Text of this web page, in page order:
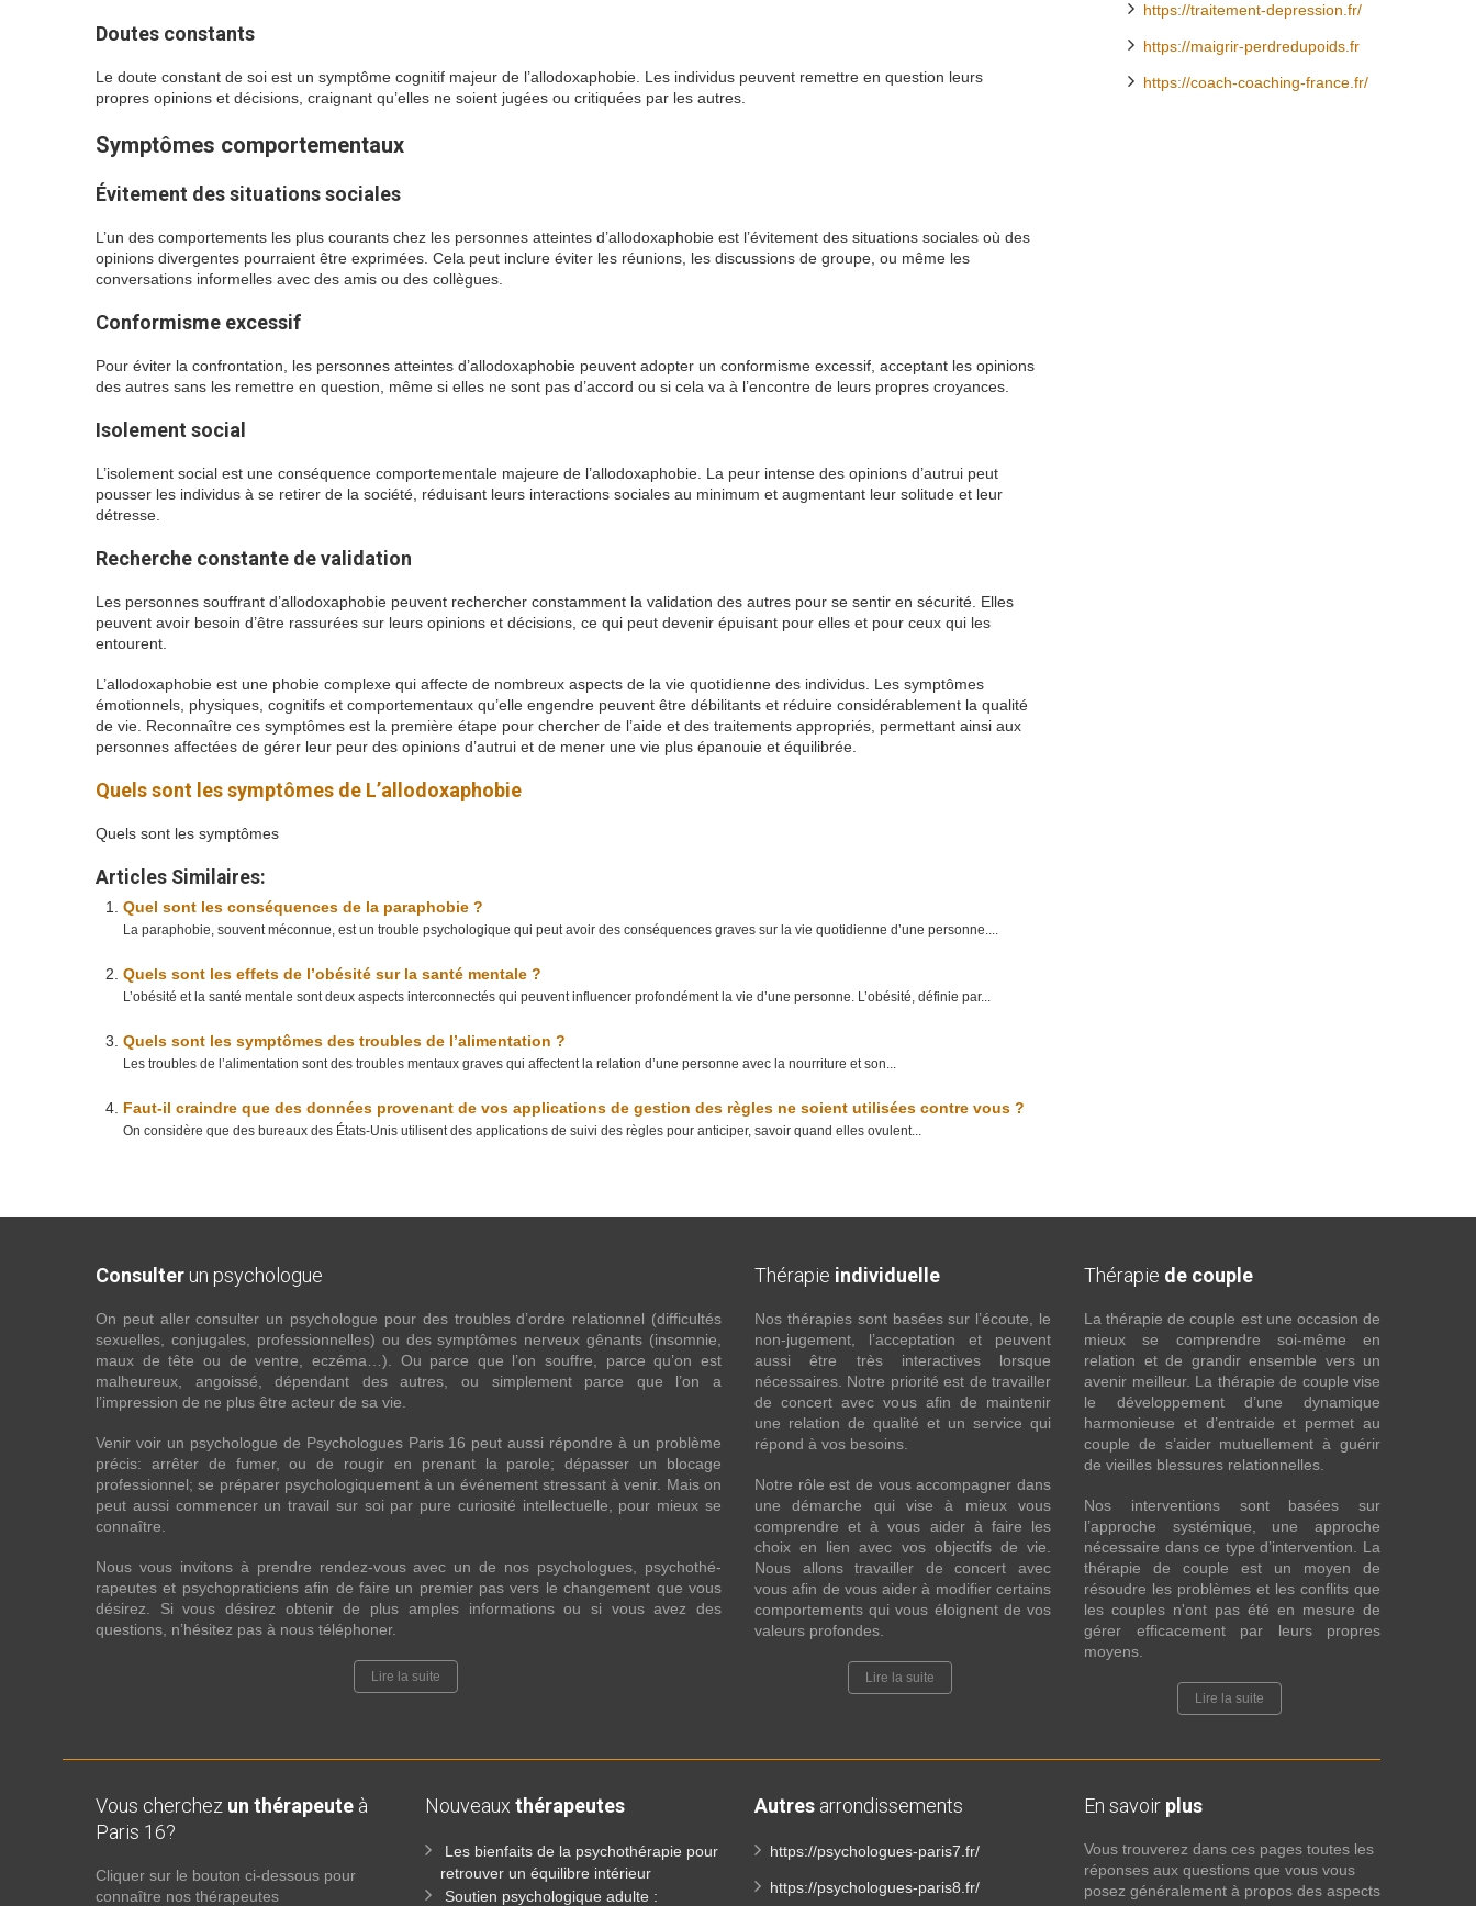
Doutes constants
Le doute constant de soi est un symptôme cognitif majeur de l’allodoxaphobie. Les individus peuvent remettre en question leurs
propres opinions et décisions, craignant qu’elles ne soient jugées ou critiquées par les autres.
Symptômes comportementaux
Évitement des situations sociales
L’un des comportements les plus courants chez les personnes atteintes d’allodoxaphobie est l’évitement des situations sociales où des
opinions divergentes pourraient être exprimées. Cela peut inclure éviter les réunions, les discussions de groupe, ou même les
conversations informelles avec des amis ou des collègues.
Conformisme excessif
Pour éviter la confrontation, les personnes atteintes d’allodoxaphobie peuvent adopter un conformisme excessif, acceptant les opinions
des autres sans les remettre en question, même si elles ne sont pas d’accord ou si cela va à l’encontre de leurs propres croyances.
Isolement social
L’isolement social est une conséquence comportementale majeure de l’allodoxaphobie. La peur intense des opinions d’autrui peut
pousser les individus à se retirer de la société, réduisant leurs interactions sociales au minimum et augmentant leur solitude et leur
détresse.
Recherche constante de validation
Les personnes souffrant d’allodoxaphobie peuvent rechercher constamment la validation des autres pour se sentir en sécurité. Elles
peuvent avoir besoin d’être rassurées sur leurs opinions et décisions, ce qui peut devenir épuisant pour elles et pour ceux qui les
entourent.
L’allodoxaphobie est une phobie complexe qui affecte de nombreux aspects de la vie quotidienne des individus. Les symptômes
émotionnels, physiques, cognitifs et comportementaux qu’elle engendre peuvent être débilitants et réduire considérablement la qualité
de vie. Reconnaître ces symptômes est la première étape pour chercher de l’aide et des traitements appropriés, permettant ainsi aux
personnes affectées de gérer leur peur des opinions d’autrui et de mener une vie plus épanouie et équilibrée.
Quels sont les symptômes de L’allodoxaphobie
Quels sont les symptômes
Articles Similaires:
Quel sont les conséquences de la paraphobie ?
La paraphobie, souvent méconnue, est un trouble psychologique qui peut avoir des conséquences graves sur la vie quotidienne d’une personne....
Quels sont les effets de l’obésité sur la santé mentale ?
L’obésité et la santé mentale sont deux aspects interconnectés qui peuvent influencer profondément la vie d’une personne. L’obésité, définie par...
Quels sont les symptômes des troubles de l’alimentation ?
Les troubles de l’alimentation sont des troubles mentaux graves qui affectent la relation d’une personne avec la nourriture et son...
Faut-il craindre que des données provenant de vos applications de gestion des règles ne soient utilisées contre vous ?
On considère que des bureaux des États-Unis utilisent des applications de suivi des règles pour anticiper, savoir quand elles ovulent...
https://traitement-depression.fr/
https://maigrir-perdredupoids.fr
https://coach-coaching-france.fr/
Consulter un psychologue
On peut aller consulter un psychologue pour des troubles d’ordre relationnel (difficultés
sexuelles, conjugales, professionnelles) ou des symptômes nerveux gênants (insomnie,
maux de tête ou de ventre, eczéma…). Ou parce que l’on souffre, parce qu’on est
malheureux, angoissé, dépendant des autres, ou simplement parce que l’on a
l’impression de ne plus être acteur de sa vie.
Venir voir un psychologue de Psychologues Paris 16 peut aussi répondre à un problème
précis: arrêter de fumer, ou de rougir en prenant la parole; dépasser un blocage
professionnel; se préparer psychologiquement à un événement stressant à venir. Mais on
peut aussi commencer un travail sur soi par pure curiosité intellectuelle, pour mieux se
connaître.
Nous vous invitons à prendre rendez-vous avec un de nos psychologues, psychothé-
rapeutes et psychopraticiens afin de faire un premier pas vers le changement que vous
désirez. Si vous désirez obtenir de plus amples informations ou si vous avez des
questions, n’hésitez pas à nous téléphoner.
Lire la suite
Thérapie individuelle
Nos thérapies sont basées sur l’écoute, le
non-jugement, l’acceptation et peuvent
aussi être très interactives lorsque
nécessaires. Notre priorité est de travailler
de concert avec vous afin de maintenir
une relation de qualité et un service qui
répond à vos besoins.
Notre rôle est de vous accompagner dans
une démarche qui vise à mieux vous
comprendre et à vous aider à faire les
choix en lien avec vos objectifs de vie.
Nous allons travailler de concert avec
vous afin de vous aider à modifier certains
comportements qui vous éloignent de vos
valeurs profondes.
Lire la suite
Thérapie de couple
La thérapie de couple est une occasion de
mieux se comprendre soi-même en
relation et de grandir ensemble vers un
avenir meilleur. La thérapie de couple vise
le développement d’une dynamique
harmonieuse et d’entraide et permet au
couple de s’aider mutuellement à guérir
de vieilles blessures relationnelles.
Nos interventions sont basées sur
l’approche systémique, une approche
nécessaire dans ce type d’intervention. La
thérapie de couple est un moyen de
résoudre les problèmes et les conflits que
les couples n'ont pas été en mesure de
gérer efficacement par leurs propres
moyens.
Lire la suite
Vous cherchez un thérapeute à
Paris 16?
Cliquer sur le bouton ci-dessous pour
connaître nos thérapeutes
Nouveaux thérapeutes
Les bienfaits de la psychothérapie pour
retrouver un équilibre intérieur
Soutien psychologique adulte :
Autres arrondissements
https://psychologues-paris7.fr/
https://psychologues-paris8.fr/
En savoir plus
Vous trouverez dans ces pages toutes les
réponses aux questions que vous vous
posez généralement à propos des aspects